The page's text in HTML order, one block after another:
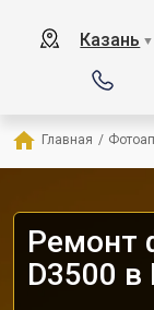
Казань ▼
Главная /
Ремонт
D3500 в